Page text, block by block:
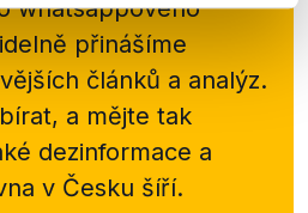
whatsappového
přinášíme
článků a analýz.
a mějte tak
dezinformace a
v Česku šíří.